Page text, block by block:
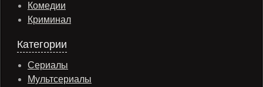
Комедии
Криминал
Категории
Сериалы
Мультсериалы